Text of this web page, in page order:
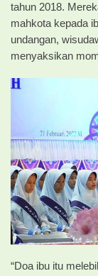
tahun 2018.
mahkota kepada
undangan,
menyaksikan
“Doa ibu itu